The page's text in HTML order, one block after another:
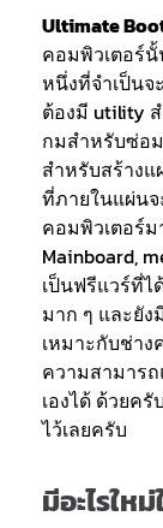
Ultimate
คอมพิวเตอร์
หนึ่งที่จำเป็น
ต้องมี utility
กมสำหรับซ่อม
สำหรับสร้าง
ที่ภายในแผ่น
คอมพิวเตอร์ม
Mainboard,
เป็นฟรีแวร์ที่
มาก ๆ และยัง
เหมาะกับช่า
ความสามาร
เองได้ ด้วยค
ไว้เลยครับ
มีอะไรให